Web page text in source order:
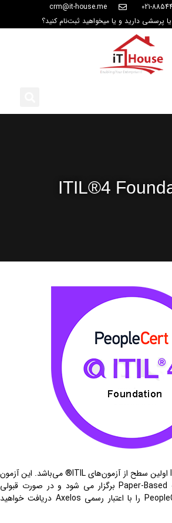
021-
crm@it-house.me
پرسشی دارید و یا میخواهید ثبت‌نام کنید؟
ITIL®4
آزمون ITIL4 Foundation اولین سطح از آزمون‌های ITIL® می‌باشد. این آزمون
در داخل ایران به صورت Paper-Based برگزار می شود و در صورت قبولی
گواهینامه ‌ی شرکت PeopleCert را با اعتبار رسمی Axelos دریافت خواهید